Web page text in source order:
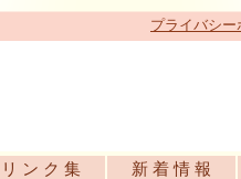
プライバシー
リ ン ク 集 新 着 情 報